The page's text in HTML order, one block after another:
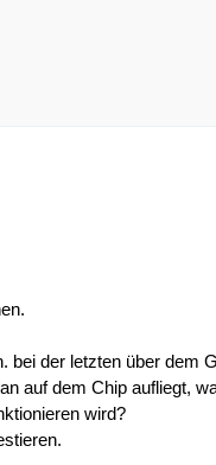
bei der letzten über dem
auf dem Chip aufliegt,
wird?